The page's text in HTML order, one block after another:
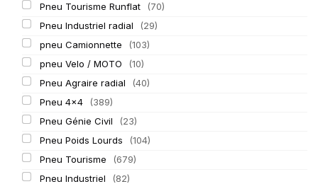
Pneu Tourisme Runflat
(70)
Pneu Industriel radial
(29)
pneu Camionnette
(103)
pneu Velo / MOTO
(10)
Pneu Agraire radial
(40)
Pneu 4x4
(389)
Pneu Génie Civil
(23)
Pneu Poids Lourds
(104)
Pneu Tourisme
(679)
Pneu Industriel
(82)